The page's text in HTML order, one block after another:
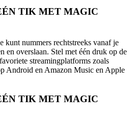
TIK MET MAGIC
kunt nummers rechtstreeks vanaf je
en overslaan. Stel met één druk op de
streamingplatforms zoals
Android en Amazon Music en Apple
TIK MET MAGIC